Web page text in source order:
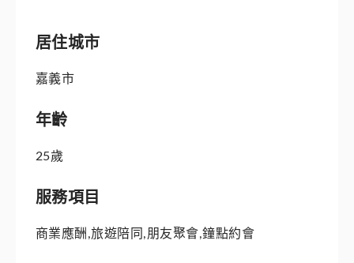
居住城市
嘉義市
年齡
25歲
服務項目
商業應酬,旅遊陪同,朋友聚會,鐘點約會